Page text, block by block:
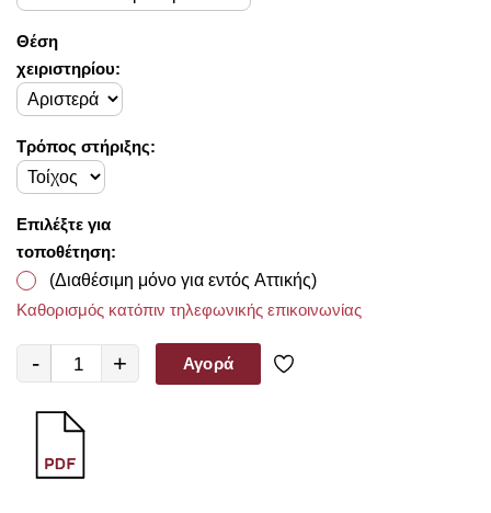
Θέση
χειριστηρίου:
Τρόπος στήριξης:
Επιλέξτε για
τοποθέτηση:
(Διαθέσιμη μόνο για εντός Αττικής)
Καθορισμός κατόπιν τηλεφωνικής επικοινωνίας
- + Αγορά